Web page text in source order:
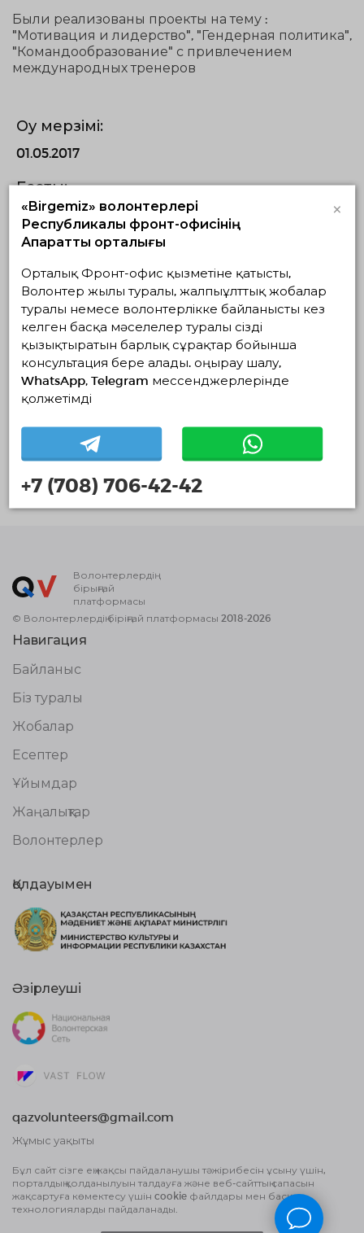
Были реализованы проекты на тему :
"Мотивация и лидерство", "Гендерная политика",
"Командообразование" с привлечением
международных тренеров
Оқу мерзімі:
01.05.2017
Бастық:
Шек Владимир Юрьевич
Нақты мекен-жайы:
Микрорайон Астана 10, 24 кабинет
Жобалар
жатқандар
Белсенді жобалар жоқ
Волонтерлердің
бірыңғай
платформасы
© Волонтерлердің біріңғай платформасы 2018-2026
Навигация
Байланыс
Біз туралы
Жобалар
Есептер
Ұйымдар
Жаңалықтар
Волонтерлер
Қолдауымен
Әзірлеуші
qazvolunteers@gmail.com
Жұмыс уақыты
Жария оферта шарты
Деректерді өңдеу туралы Пайдаланушы
Бұл сайт сізге ең жақсы пайдаланушы тәжірибесін ұсыну үшін,
порталдың қолданылуын талдауға және веб-сайттың сапасын
жақсартуға көмектесу үшін cookie файлдары мен басқа
технологияларды пайдаланады.
«Birgemiz» волонтерлері
Республикалық фронт-офисінің
Ақпараттық орталығы
×
Орталық Фронт-офис қызметіне қатысты,
Волонтер жылы туралы, жалпыұлттық жобалар
туралы немесе волонтерлікке байланысты кез
келген басқа мәселелер туралы сізді
қызықтыратын барлық сұрақтар бойынша
консультация бере алады. Қоңырау шалу,
WhatsApp, Telegram мессенджерлерінде
қолжетімді
+7 (708) 706-42-42